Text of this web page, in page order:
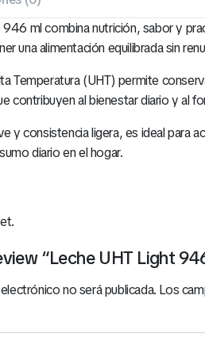
ml combina nutrición, sabor y
una alimentación equilibrada sin
Temperatura (UHT) permite
contribuyen al bienestar diario y al
y consistencia ligera, es ideal
diario en el hogar.
“Leche UHT Light
no será publicada. Los